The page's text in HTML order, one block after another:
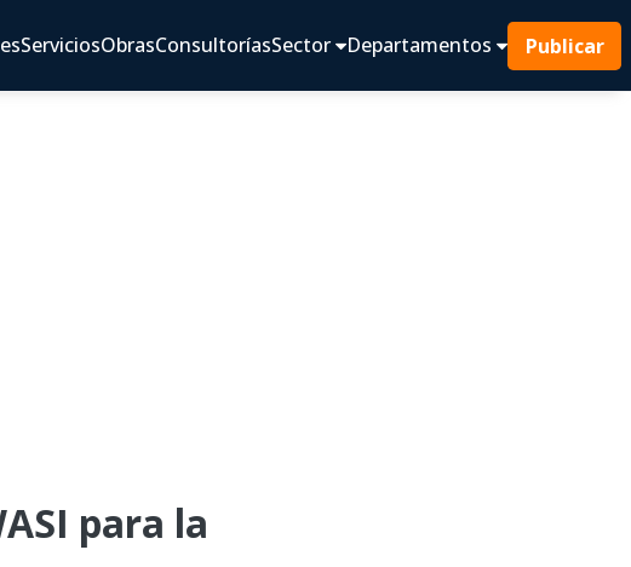
ServiciosObrasConsultoríasSector Departamentos Publicar
para la